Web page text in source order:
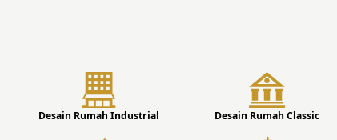
Desain Rumah Industrial Desain Rumah Classic